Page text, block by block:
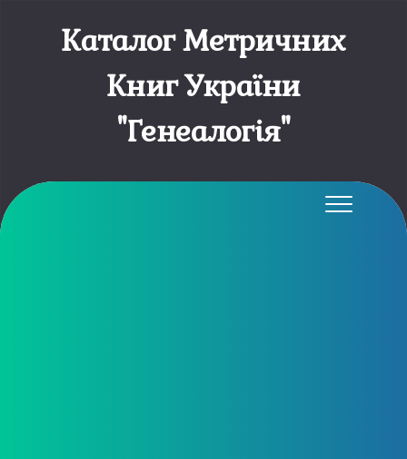
Каталог Метричних
Книг України
"Генеалогія"